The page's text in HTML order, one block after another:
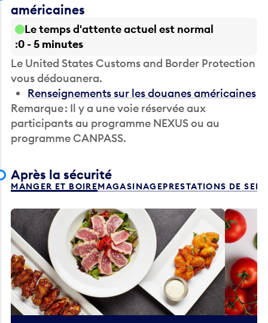
américaines
Le temps d'attente actuel est normal
0 - 5 minutes
Le United States Customs and Border Protection
vous dédouanera.
Renseignements sur les douanes américaines
Remarque : Il y a une voie réservée aux
participants au programme NEXUS ou au
programme CANPASS.
Après la sécurité
MANGER ET BOIREMAGASINAGEPRESTATIONS DE